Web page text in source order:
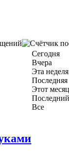
Сегодня
Вчера
Эта неделя
Последняя
Этот месяц
Все